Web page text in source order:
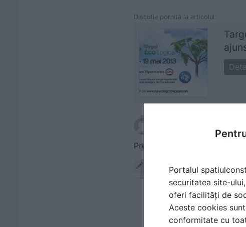
Discuţie pornită la articolul:
Prezenti ! Va asteptam! :)
RăspundePortalul
securitatea site-
oferi facilități de
Aceste cookies
conformitate cu